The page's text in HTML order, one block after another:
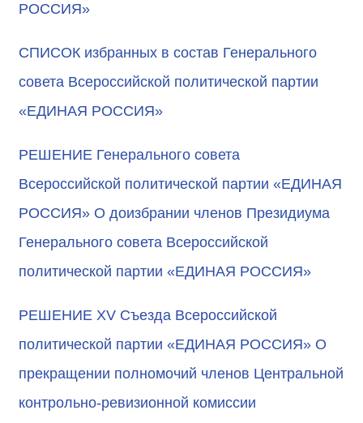
РОССИЯ»
СПИСОК избранных в состав Генерального
совета Всероссийской политической партии
«ЕДИНАЯ РОССИЯ»
РЕШЕНИЕ Генерального совета
Всероссийской политической партии «ЕДИНАЯ
РОССИЯ» О доизбрании членов Президиума
Генерального совета Всероссийской
политической партии «ЕДИНАЯ РОССИЯ»
РЕШЕНИЕ XV Съезда Всероссийской
политической партии «ЕДИНАЯ РОССИЯ» О
прекращении полномочий членов Центральной
контрольно-ревизионной комиссии